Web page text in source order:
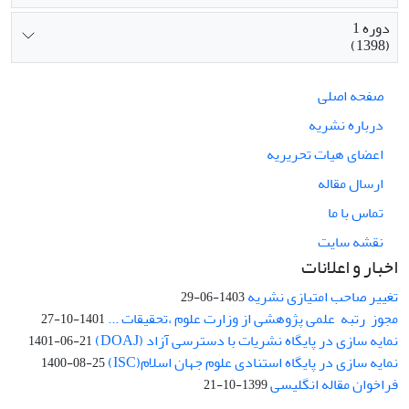
دوره 1
(1398)
صفحه اصلی
درباره نشریه
اعضای هیات تحریریه
ارسال مقاله
تماس با ما
نقشه سایت
اخبار و اعلانات
تغییر صاحب امتیازی نشریه1403-06-29
مجوز رتبه علمی پژوهشی از وزارت علوم ،تحقیقات ...1401-10-27
نمایه سازی در پایگاه نشریات با دسترسی آزاد (DOAJ) 1401-06-21
نمایه سازی در پایگاه استنادی علوم جهان اسلام(ISC) 1400-08-25
فراخوان مقاله انگلیسی1399-10-21